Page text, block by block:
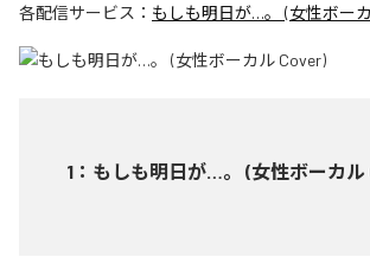
各配信サービス： もしも明日が…。 (女性ボー
1 ： もしも明日が…。 (女性ボーカル